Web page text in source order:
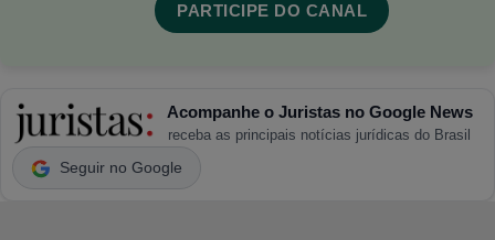
PARTICIPE DO CANAL
Acompanhe o Juristas no Google News
receba as principais notícias jurídicas do Brasil
Seguir no Google